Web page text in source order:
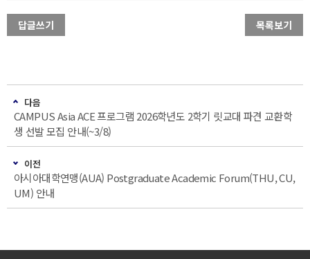
답글쓰기 목록보기
다음
CAMPUS Asia ACE 프로그램 2026학년도 2학기 릿교대 파견 교환학
생 선발 모집 안내(~3/8)
이전
아시아대학연맹(AUA) Postgraduate Academic Forum(THU, CU,
UM) 안내